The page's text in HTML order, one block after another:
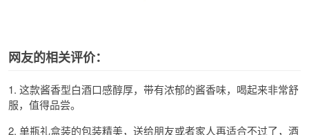
网友的相关评价：
1. 这款酱香型白酒口感醇厚，带有浓郁的酱香味，喝起来非常舒
服，值得品尝。
2. 单瓶礼盒装的包装精美，送给朋友或者家人再适合不过了，酒